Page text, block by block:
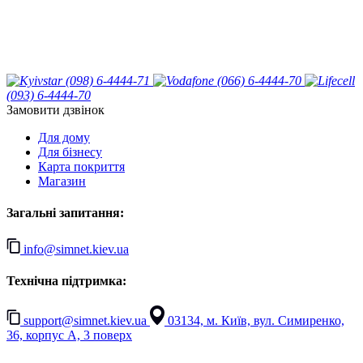
(098) 6-4444-71
(066) 6-4444-70
(093) 6-4444-70
Замовити дзвінок
Для дому
Для бізнесу
Карта покриття
Магазин
Загальні запитання:
info@simnet.kiev.ua
Технічна підтримка:
support@simnet.kiev.ua
03134, м. Київ, вул. Симиренко,
36, корпус А, 3 поверх